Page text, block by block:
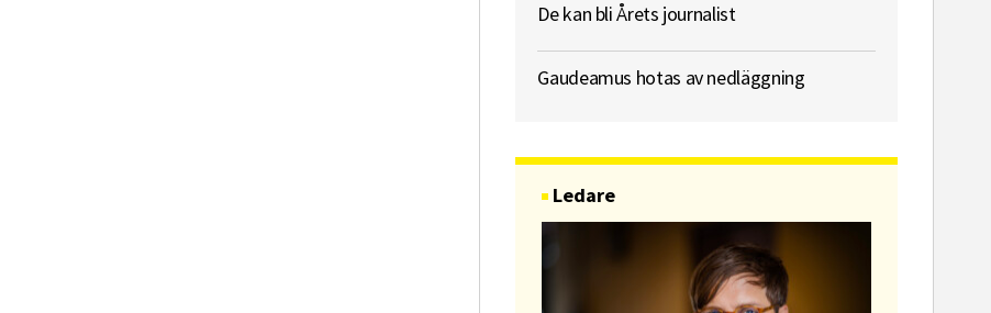
De kan bli Årets journalist
Gaudeamus hotas av nedläggning
Ledare